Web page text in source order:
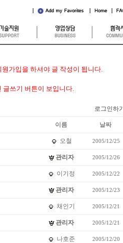
가입을 하셔야 글 작성이 됩니다.
글쓰기 버튼이 보입니다.
로그인하기
이름 날짜
오철 2005/12/25
관리자 2005/12/26
이기정 2005/12/22
관리자 2005/12/23
채인기 2005/12/21
관리자 2005/12/21
나호준 2005/12/20